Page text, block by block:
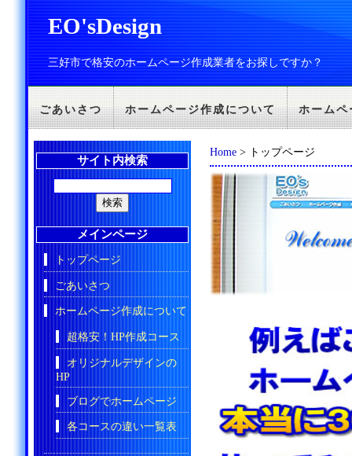
EO'sDesign
三好市で格安のホームページ作成業者をお探しですか？
ごあいさつ ホームページ作成について ホームペ
Home > トップページ
サイト内検索
メインページ
トップページ
ごあいさつ
ホームページ作成について
超格安！HP作成コース
オリジナルデザインの
HP
ブログでホームページ
各コースの違い一覧表